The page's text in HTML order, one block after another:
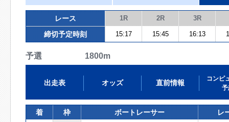
レース 1R 2R 3R
締切予定時刻 15:17 15:45 16:13
予選 1800m
出走表 オッズ 直前情報
コンピ
予
着 枠 ボートレーサー レ